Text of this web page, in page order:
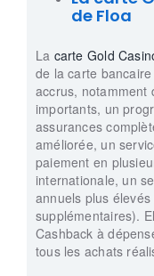
de Floa
La carte Gold
de la carte
accrus, notamment
importants, un
assurances
améliorée, un
paiement en
internationale, un
annuels plus
supplémentaires).
Cashback à
tous les achats